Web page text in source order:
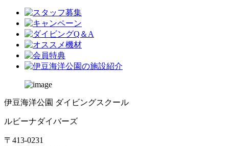
伊豆海洋公園 ダイビングスクール
ルビーナダイバーズ
〒413-0231